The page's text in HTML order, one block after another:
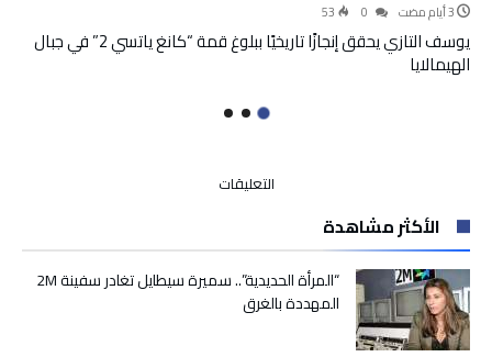
53
يوسف التازي يحقق إنجازًا تاريخيًا ببلوغ قمة “كانغ ياتسي 2” في جبال
الهيمالايا
التعليقات
للسيدات
يتعرف
على
الأكثر مشاهدة
“المرأة الحديدية”.. سميرة سيطايل تغادر سفينة 2M
المهددة بالغرق